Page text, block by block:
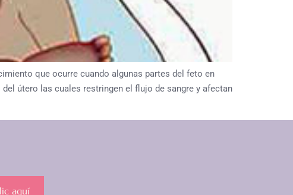
que ocurre cuando algunas partes del feto en
útero las cuales restringen el flujo de sangre y afectan
aquí